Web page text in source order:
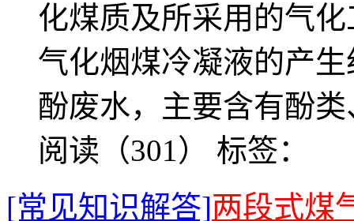
化煤质及所采用的气
气化烟煤冷凝液的产
酚废水，主要含有酚
阅读（301） 标签：
[常见知识解答]两段式煤